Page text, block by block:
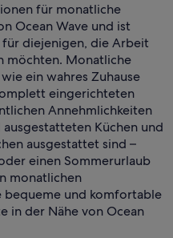
für monatliche
Ocean Wave und ist
diejenigen, die Arbeit
möchten. Monatliche
ein wahres Zuhause
eingerichteten
Annehmlichkeiten
Küchen und
ausgestattet sind –
einen Sommerurlaub
monatlichen
und komfortable
in der Nähe von Ocean